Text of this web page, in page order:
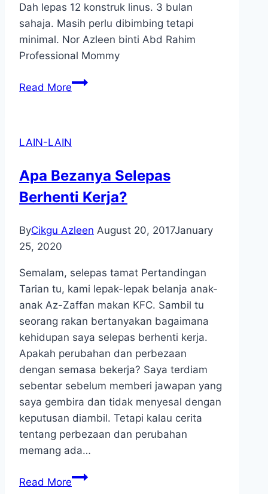
Dah lepas 12 konstruk linus. 3 bulan
sahaja. Masih perlu dibimbing tetapi
minimal. Nor Azleen binti Abd Rahim
Professional Mommy
Read MoreTB:
Tahun
Membaca
Dalam
Bulan
LAIN-LAIN
Apa Bezanya Selepas
Berhenti Kerja?
ByCikgu Azleen August 20, 2017January
25, 2020
Semalam, selepas tamat Pertandingan
Tarian tu, kami lepak-lepak belanja anak-
anak Az-Zaffan makan KFC. Sambil tu
seorang rakan bertanyakan bagaimana
kehidupan saya selepas berhenti kerja.
Apakah perubahan dan perbezaan
dengan semasa bekerja? Saya terdiam
sebentar sebelum memberi jawapan yang
saya gembira dan tidak menyesal dengan
keputusan diambil. Tetapi kalau cerita
tentang perbezaan dan perubahan
memang ada…
Read MoreApa